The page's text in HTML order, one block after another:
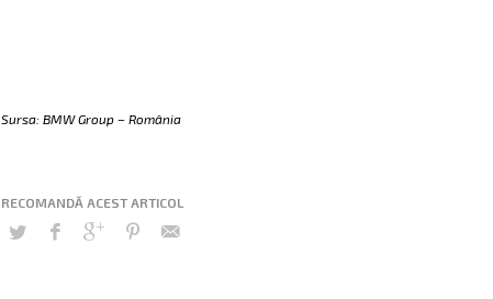
Sursa: BMW Group – România